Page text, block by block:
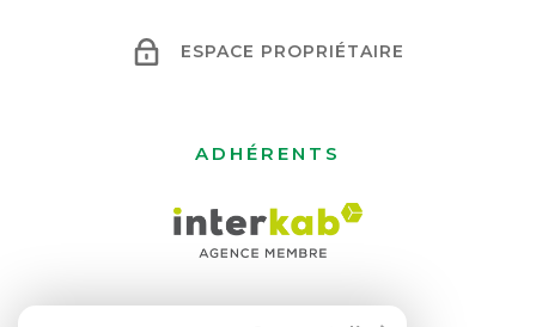
ESPACE PROPRIÉTAIRE
ADHÉRENTS